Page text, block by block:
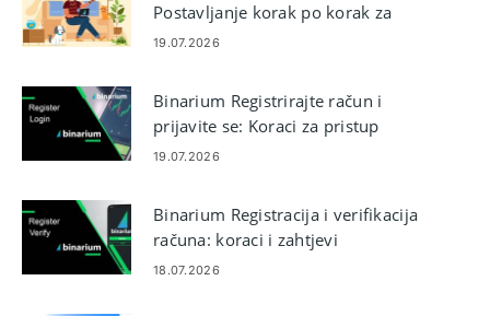
Postavljanje korak po korak za
početnike
19.07.2026
Binarium Registrirajte račun i
prijavite se: Koraci za pristup
računu
19.07.2026
Binarium Registracija i verifikacija
računa: koraci i zahtjevi
18.07.2026